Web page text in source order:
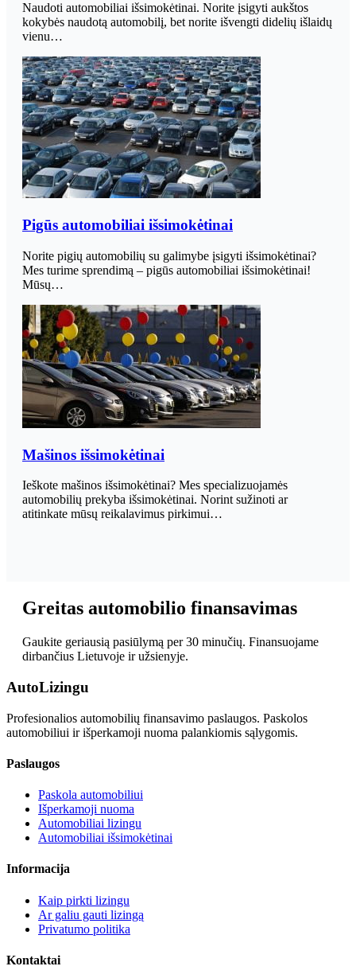
Naudoti automobiliai išsimokėtinai. Norite įsigyti aukštos
kokybės naudotą automobilį, bet norite išvengti didelių išlaidų
vienu…
Pigūs automobiliai išsimokėtinai
Norite pigių automobilių su galimybe įsigyti išsimokėtinai?
Mes turime sprendimą – pigūs automobiliai išsimokėtinai!
Mūsų…
Mašinos išsimokėtinai
Ieškote mašinos išsimokėtinai? Mes specializuojamės
automobilių prekyba išsimokėtinai. Norint sužinoti ar
atitinkate mūsų reikalavimus pirkimui…
Greitas automobilio finansavimas
Gaukite geriausią pasiūlymą per 30 minučių. Finansuojame
dirbančius Lietuvoje ir užsienyje.
AutoLizingu
Profesionalios automobilių finansavimo paslaugos. Paskolos
automobiliui ir išperkamoji nuoma palankiomis sąlygomis.
Paslaugos
Paskola automobiliui
Išperkamoji nuoma
Automobiliai lizingu
Automobiliai išsimokėtinai
Informacija
Kaip pirkti lizingu
Ar galiu gauti lizingą
Privatumo politika
Kontaktai